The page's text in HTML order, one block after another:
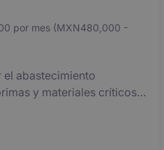
por mes (MXN480,000 -
el abastecimiento
y materiales críticos
internacionales,
y mitigando